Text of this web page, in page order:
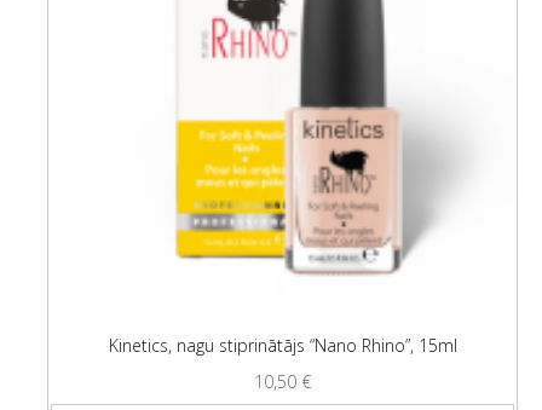
Kinetics, nagu stiprinātājs “Nano Rhino”, 15ml
10,50 €